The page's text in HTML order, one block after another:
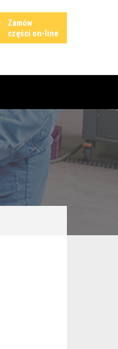
Zamów
części on-line